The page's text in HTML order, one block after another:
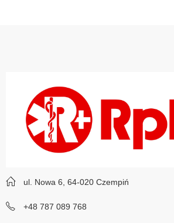
ul. Nowa 6, 64-020 Czempiń
+48 787 089 768